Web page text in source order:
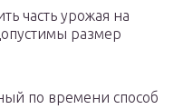
часть урожая на
размер
по времени способ